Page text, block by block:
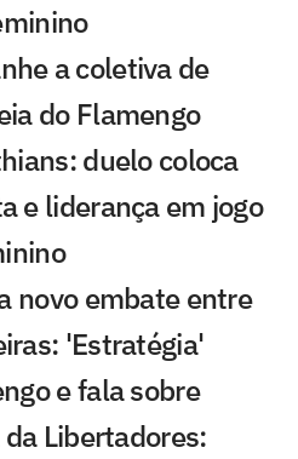
a coletiva de
do Flamengo
duelo coloca
e liderança em jogo
novo embate entre
'Estratégia'
e fala sobre
Libertadores: